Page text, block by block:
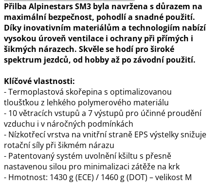
Přilba Alpinestars SM3 byla navržena s důrazem na
maximální bezpečnost, pohodlí a snadné použití.
Díky inovativním materiálům a technologiím nabízí
vysokou úroveň ventilace i ochrany při přímých i
šikmých nárazech. Skvěle se hodí pro široké
spektrum jezdců, od hobby až po závodní použití.
Klíčové vlastnosti:
- Termoplastová skořepina s optimalizovanou
tloušťkou z lehkého polymerového materiálu
- 10 větracích vstupů a 7 výstupů pro účinné proudění
vzduchu i v náročných podmínkách
- Nízkotřecí vrstva na vnitřní straně EPS výstelky snižuje
rotační síly při šikmém nárazu
- Patentovaný systém uvolnění kšiltu s přesně
nastavenou silou pro minimalizaci zátěže na krk
- Hmotnost: 1430 g (ECE) / 1460 g (DOT) – velikost M